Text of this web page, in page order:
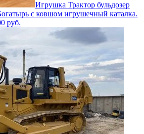
Игрушка Трактор бульдозер
с ковшом игрушечный каталка.
руб.